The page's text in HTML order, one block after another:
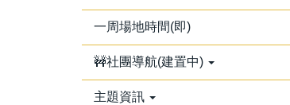
一周場地時間(即)
🚧社團導航(建置中)
主題資訊